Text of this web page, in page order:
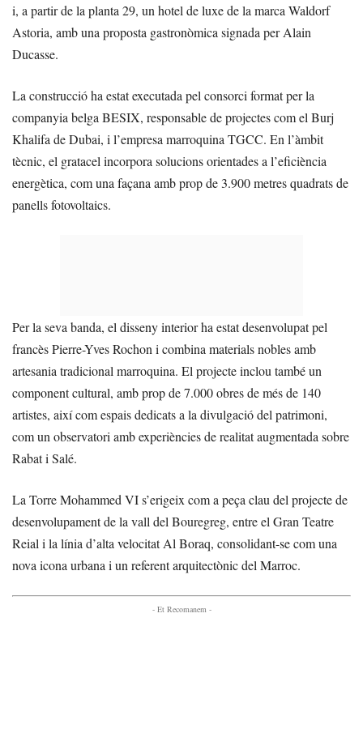
i, a partir de la planta 29, un hotel de luxe de la marca Waldorf
Astoria, amb una proposta gastronòmica signada per Alain
Ducasse.
La construcció ha estat executada pel consorci format per la
companyia belga BESIX, responsable de projectes com el Burj
Khalifa de Dubai, i l’empresa marroquina TGCC. En l’àmbit
tècnic, el gratacel incorpora solucions orientades a l’eficiència
energètica, com una façana amb prop de 3.900 metres quadrats de
panells fotovoltaics.
Per la seva banda, el disseny interior ha estat desenvolupat pel
francès Pierre-Yves Rochon i combina materials nobles amb
artesania tradicional marroquina. El projecte inclou també un
component cultural, amb prop de 7.000 obres de més de 140
artistes, així com espais dedicats a la divulgació del patrimoni,
com un observatori amb experiències de realitat augmentada sobre
Rabat i Salé.
La Torre Mohammed VI s’erigeix com a peça clau del projecte de
desenvolupament de la vall del Bouregreg, entre el Gran Teatre
Reial i la línia d’alta velocitat Al Boraq, consolidant-se com una
nova icona urbana i un referent arquitectònic del Marroc.
- Et Recomanem -